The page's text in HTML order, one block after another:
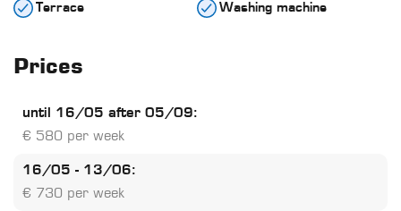
Terrace Washing machine
Prices
until 16/05 after 05/09:
€ 580 per week
16/05 - 13/06:
€ 730 per week